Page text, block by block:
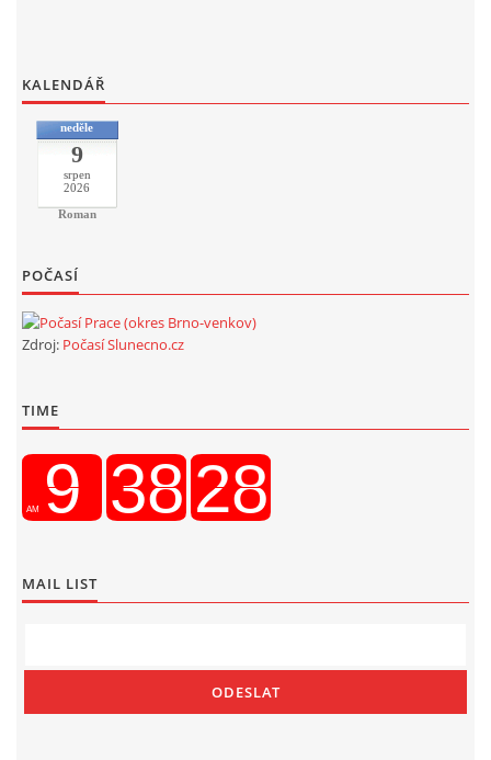
KALENDÁŘ
neděle
9
srpen
2026
Roman
POČASÍ
Zdroj: Počasí Slunecno.cz
TIME
MAIL LIST